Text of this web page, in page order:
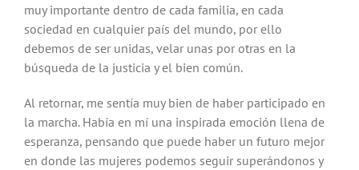
muy importante dentro de cada familia, en cada
sociedad en cualquier país del mundo, por ello
debemos de ser unidas, velar unas por otras en la
búsqueda de la justicia y el bien común.
Al retornar, me sentía muy bien de haber participado en
la marcha. Había en mí una inspirada emoción llena de
esperanza, pensando que puede haber un futuro mejor
en donde las mujeres podemos seguir superándonos y